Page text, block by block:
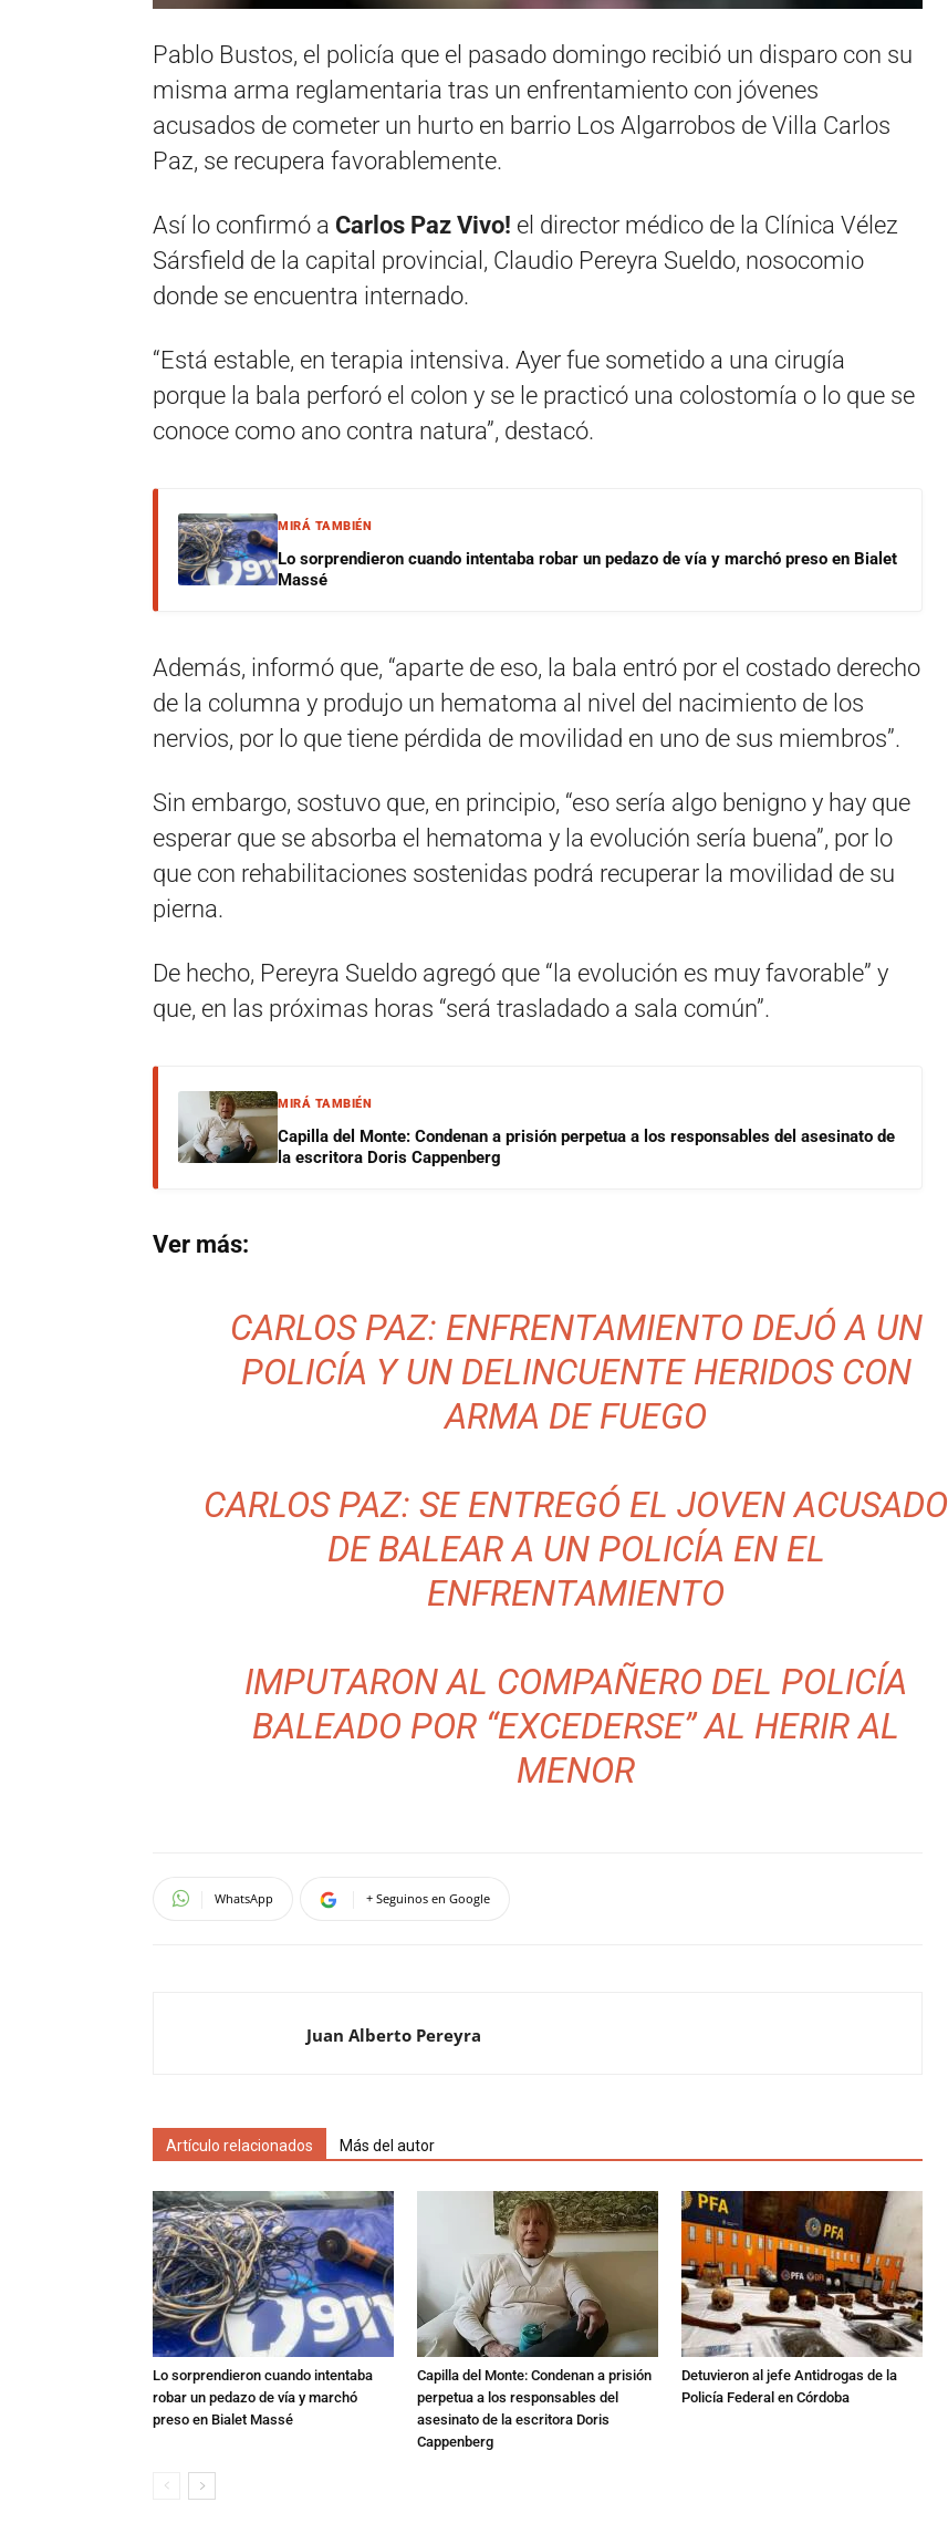
Pablo Bustos, el policía que el pasado domingo recibió un disparo con su
misma arma reglamentaria tras un enfrentamiento con jóvenes
acusados de cometer un hurto en barrio Los Algarrobos de Villa Carlos
Paz, se recupera favorablemente.
Así lo confirmó a Carlos Paz Vivo! el director médico de la Clínica Vélez
Sársfield de la capital provincial, Claudio Pereyra Sueldo, nosocomio
donde se encuentra internado.
“Está estable, en terapia intensiva. Ayer fue sometido a una cirugía
porque la bala perforó el colon y se le practicó una colostomía o lo que se
conoce como ano contra natura”, destacó.
MIRÁ TAMBIÉN
Lo sorprendieron cuando intentaba robar un pedazo de vía y marchó preso en Bialet
Massé
Además, informó que, “aparte de eso, la bala entró por el costado derecho
de la columna y produjo un hematoma al nivel del nacimiento de los
nervios, por lo que tiene pérdida de movilidad en uno de sus miembros”.
Sin embargo, sostuvo que, en principio, “eso sería algo benigno y hay que
esperar que se absorba el hematoma y la evolución sería buena”, por lo
que con rehabilitaciones sostenidas podrá recuperar la movilidad de su
pierna.
De hecho, Pereyra Sueldo agregó que “la evolución es muy favorable” y
que, en las próximas horas “será trasladado a sala común”.
MIRÁ TAMBIÉN
Capilla del Monte: Condenan a prisión perpetua a los responsables del asesinato de
la escritora Doris Cappenberg
Ver más:
CARLOS PAZ: ENFRENTAMIENTO DEJÓ A UN
POLICÍA Y UN DELINCUENTE HERIDOS CON
ARMA DE FUEGO
CARLOS PAZ: SE ENTREGÓ EL JOVEN ACUSADO
DE BALEAR A UN POLICÍA EN EL
ENFRENTAMIENTO
IMPUTARON AL COMPAÑERO DEL POLICÍA
BALEADO POR “EXCEDERSE” AL HERIR AL
MENOR
WhatsApp + Seguinos en Google
Juan Alberto Pereyra
Artículo relacionados Más del autor
Lo sorprendieron cuando intentaba
robar un pedazo de vía y marchó
preso en Bialet Massé
Capilla del Monte: Condenan a prisión
perpetua a los responsables del
asesinato de la escritora Doris
Cappenberg
Detuvieron al jefe Antidrogas de la
Policía Federal en Córdoba